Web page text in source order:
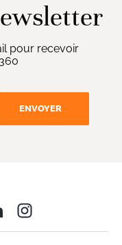
pour recevoir
ENVOYER